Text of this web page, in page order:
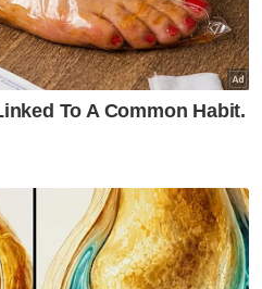
keputusan
Terengganu pada 26
membatalkan
Hamid daripada Pas,
Ke-15. - Bernama
polis buka kertas siasatan